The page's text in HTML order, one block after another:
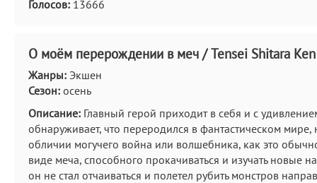
Голосов: 13666
О моём перерождении в меч / Tensei Shitara
Жанры: Экшен
Сезон: осень
Описание: Главный герой приходит в себя и с
обнаруживает, что переродился в фантастическом мире,
обличии могучего война или волшебника, как это
виде меча, способного прокачиваться и изучать новые
он не стал отчаиваться и полетел рубить монстров